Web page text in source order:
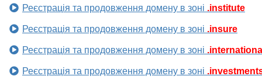
Реєстрація та продовження домену в зоні .institute
Реєстрація та продовження домену в зоні .insure
Реєстрація та продовження домену в зоні
Реєстрація та продовження домену в зоні